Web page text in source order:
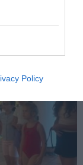
Policy